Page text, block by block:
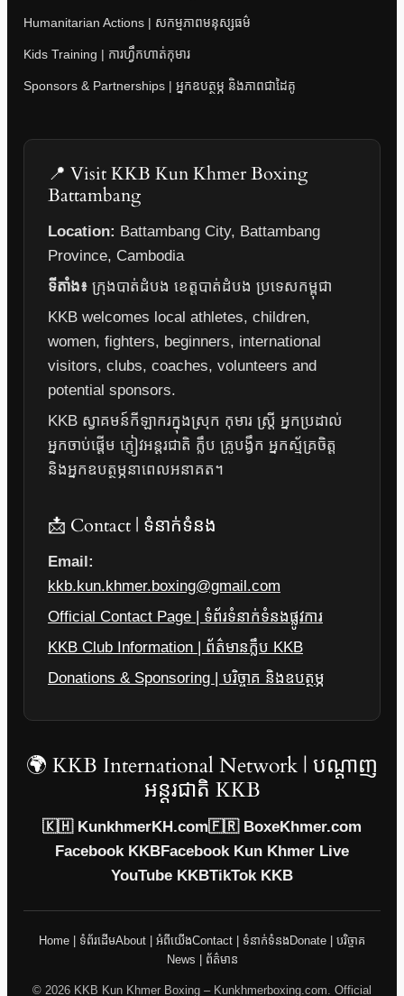
Humanitarian Actions | សកម្មភាពមនុស្សធម៌
Kids Training | ការហ្វឹកហាត់កុមារ
Sponsors & Partnerships | អ្នកឧបត្ថម្ភ និងភាពជាដៃគូ
📍 Visit KKB Kun Khmer Boxing
Battambang
Location: Battambang City, Battambang
Province, Cambodia
ទីតាំង៖ ក្រុងបាត់ដំបង ខេត្តបាត់ដំបង ប្រទេសកម្ពុជា
KKB welcomes local athletes, children,
women, fighters, beginners, international
visitors, clubs, coaches, volunteers and
potential sponsors.
KKB ស្វាគមន៍កីឡាករក្នុងស្រុក កុមារ ស្ត្រី អ្នកប្រដាល់
អ្នកចាប់ផ្តើម ភ្ញៀវអន្តរជាតិ ក្លឹប គ្រូបង្វឹក អ្នកស្ម័គ្រចិត្ត
និងអ្នកឧបត្ថម្ភនាពេលអនាគត។
📩 Contact | ទំនាក់ទំនង
Email:
kkb.kun.khmer.boxing@gmail.com
Official Contact Page | ទំព័រទំនាក់ទំនងផ្លូវការ
KKB Club Information | ព័ត៌មានក្លឹប KKB
Donations & Sponsoring | បរិច្ចាគ និងឧបត្ថម្ភ
🌍 KKB International Network | បណ្តាញ
អន្តរជាតិ KKB
🇰🇭 KunkhmerKH.com🇫🇷 BoxeKhmer.com
Facebook KKBFacebook Kun Khmer Live
YouTube KKBTikTok KKB
Home | ទំព័រដើមAbout | អំពីយើងContact | ទំនាក់ទំនងDonate | បរិច្ចាគ
News | ព័ត៌មាន
© 2026 KKB Kun Khmer Boxing – Kunkhmerboxing.com. Official